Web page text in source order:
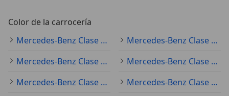
Color de la carrocería
Mercedes-Benz Clase A (todo) blanco
Mercedes-Benz Clase A (todo) gris
Mercedes-Benz Clase A (todo) negro
Mercedes-Benz Clase A (todo) rojo
Mercedes-Benz Clase A (todo) azul
Mercedes-Benz Clase A (todo) plateado